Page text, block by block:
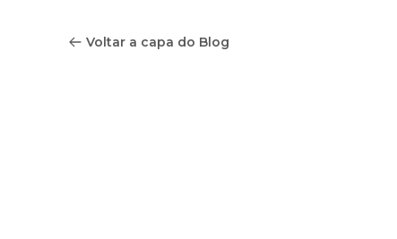
Voltar a capa do Blog